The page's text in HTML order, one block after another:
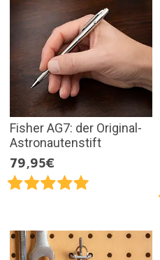
Fisher AG7: der Original-
Astronautenstift
79,95€